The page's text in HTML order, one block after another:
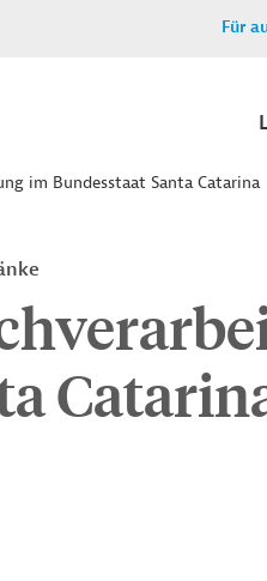
Für
im Bundesstaat Santa Catarina